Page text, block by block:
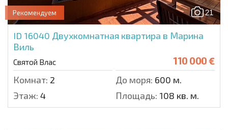
21
Рекомендуем
ID 16040 Двухкомнатная квартира в Марина
Виль
Святой Влас 110 000 €
Комнат: 2 До моря: 600 м.
Этаж: 4 Площадь: 108 кв. м.